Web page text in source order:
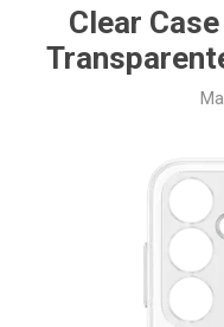
Clear